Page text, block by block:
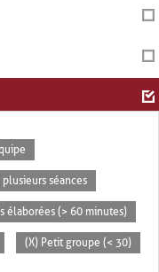
plusieurs séances
élaborées (> 60 minutes)
(X) Petit groupe (< 30)